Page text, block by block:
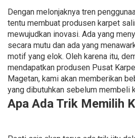
Dengan melonjaknya tren
tentu membuat produsen karpet
mewujudkan inovasi. Ada yang
secara mutu dan ada yang
motif yang elok. Oleh karena itu,
mendapatkan produsen Pusat
Magetan, kami akan memberikan
yang dibutuhkan sebelum membeli
Apa Ada Trik Memilih